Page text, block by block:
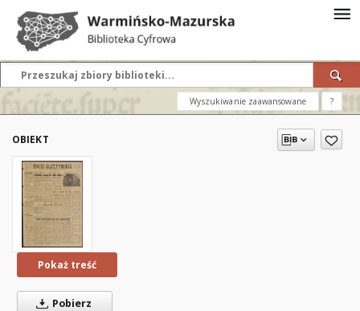
Wyszukiwanie zaawansowane ?
OBIEKT
Pokaż treść
Pobierz